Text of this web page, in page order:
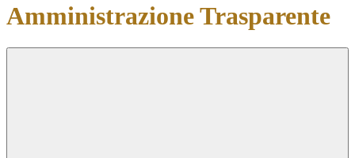
Amministrazione Trasparente